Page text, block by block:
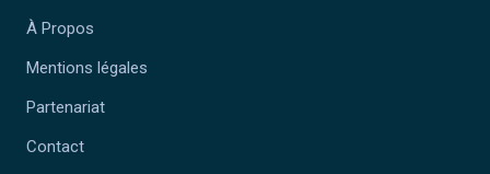
À Propos
Mentions légales
Partenariat
Contact